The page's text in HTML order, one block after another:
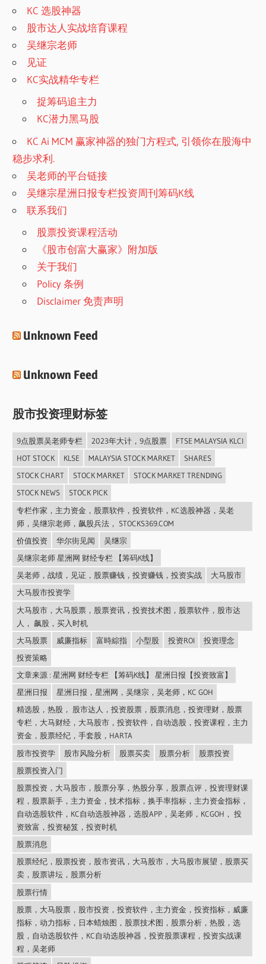
KC 选股神器
股市达人实战培育课程
吴继宗老师
见证
KC实战精华专栏
捉筹码追主力
KC潜力黑马股
KC Ai MCM 赢家神器的独门方程式, 引领你在股海中
稳步求利.
吴老师的平台链接
吴继宗星洲日报专栏投资周刊筹码K线
联系我们
股票投资课程活动
《股市创富大赢家》附加版
关于我们
Policy 条例
Disclaimer 免责声明
Unknown Feed
Unknown Feed
股市投资理财标签
9点股票吴老师专栏 2023年大计，9点股票
FTSE MALAYSIA KLCI
HOT STOCK
KLSE MALAYSIA STOCK MARKET
SHARES
STOCK CHART
STOCK MARKET
STOCK MARKET TRENDING
STOCK NEWS
STOCK PICK
专栏作家，主力资金，股票软件，投资软件，KC选股神器，吴老
师，吴继宗老师，飙股兵法， STOCKS369.COM
价值投资
华尔街见闻
吴继宗
吴继宗老师 星洲网 财经专栏 【筹码K线】
吴老师，战绩，见证，股票赚钱，投资赚钱，投资实战
大马股市
大马股市投资学
大马股市，大马股票，股票资讯，投资技术图，股票软件，股市达
人， 飙股，买入时机
大马股票
威廉指标 富時綜指 小型股 投资ROI
投资理念
投资策略
文章来源 : 星洲网 财经专栏 【筹码K线】 星洲日报【投资致富】
星洲日报
星洲日报，星洲网，吴继宗，吴老师，KC GOH
精选股，热股， 股市达人，投资股票，股票消息，投资理财，股票
专栏，大马财经，大马股市，投资软件，自动选股，投资课程，主力
资金，股票经纪，手套股，HARTA
股市投资学
股市风险分析 股票买卖 股票分析
股票投资
股票投资入门
股票投资，大马股市，股票分享，热股分享，股票点评，投资理财课
程，股票新手，主力资金，技术指标，换手率指标，主力资金指标，
自动选股软件，KC自动选股神器，选股APP，吴老师，KCGOH， 投
资致富，投资秘笈，投资时机
股票消息
股票经纪，股票投资，股市资讯，大马股市，大马股市展望，股票买
卖，股票讲坛，股票分析
股票行情
股票，大马股票，股市投资，投资软件，主力资金，投资指标，威廉
指标，动力指标，日本蜡烛图，股票技术图，股票分析，热股，选
股，自动选股软件，KC自动选股神器，投资股票课程，投资实战课
程，吴老师